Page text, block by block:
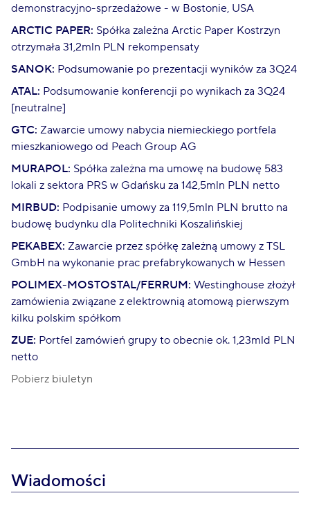
demonstracyjno-sprzedażowe - w Bostonie, USA
ARCTIC PAPER: Spółka zależna Arctic Paper Kostrzyn
otrzymała 31,2mln PLN rekompensaty
SANOK: Podsumowanie po prezentacji wyników za 3Q24
ATAL: Podsumowanie konferencji po wynikach za 3Q24
[neutralne]
GTC: Zawarcie umowy nabycia niemieckiego portfela
mieszkaniowego od Peach Group AG
MURAPOL: Spółka zależna ma umowę na budowę 583
lokali z sektora PRS w Gdańsku za 142,5mln PLN netto
MIRBUD: Podpisanie umowy za 119,5mln PLN brutto na
budowę budynku dla Politechniki Koszalińskiej
PEKABEX: Zawarcie przez spółkę zależną umowy z TSL
GmbH na wykonanie prac prefabrykowanych w Hessen
POLIMEX-MOSTOSTAL/FERRUM: Westinghouse złożył
zamówienia związane z elektrownią atomową pierwszym
kilku polskim spółkom
ZUE: Portfel zamówień grupy to obecnie ok. 1,23mld PLN
netto
Pobierz biuletyn
Wiadomości